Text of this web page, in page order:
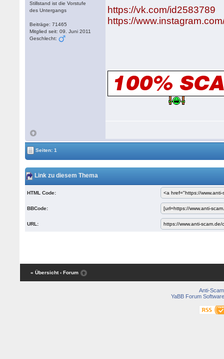
Stillstand ist die Vorstufe
des Untergangs
Beiträge: 71465
Mitglied seit: 09. Juni 2011
Geschlecht:
https://vk.com/id2583789
https://
Seiten: 1
Link zu diesem Thema
HTML Code:
BBCode:
URL:
« Übersicht ‹ Forum
Anti-Scam
YaBB Forum Software